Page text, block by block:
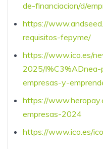
de-financiacion/d/
https://
requisitos-fepyme/
https://www.ico.es/
2025/
empresas-y-
https://
empresas-2024
https://www.ico.es/